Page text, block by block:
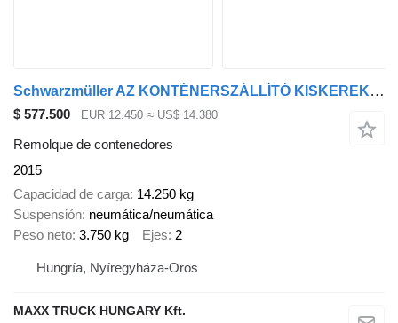
Schwarzmüller AZ KONTÉNERSZÁLLÍTÓ KISKEREKES
$ 577.500 EUR 12.450 ≈ US$ 14.380
Remolque de contenedores
2015
Capacidad de carga 14.250 kg
Suspensión neumática/neumática
Peso neto 3.750 kg Ejes 2
Hungría, Nyíregyháza-Oros
MAXX TRUCK HUNGARY Kft.